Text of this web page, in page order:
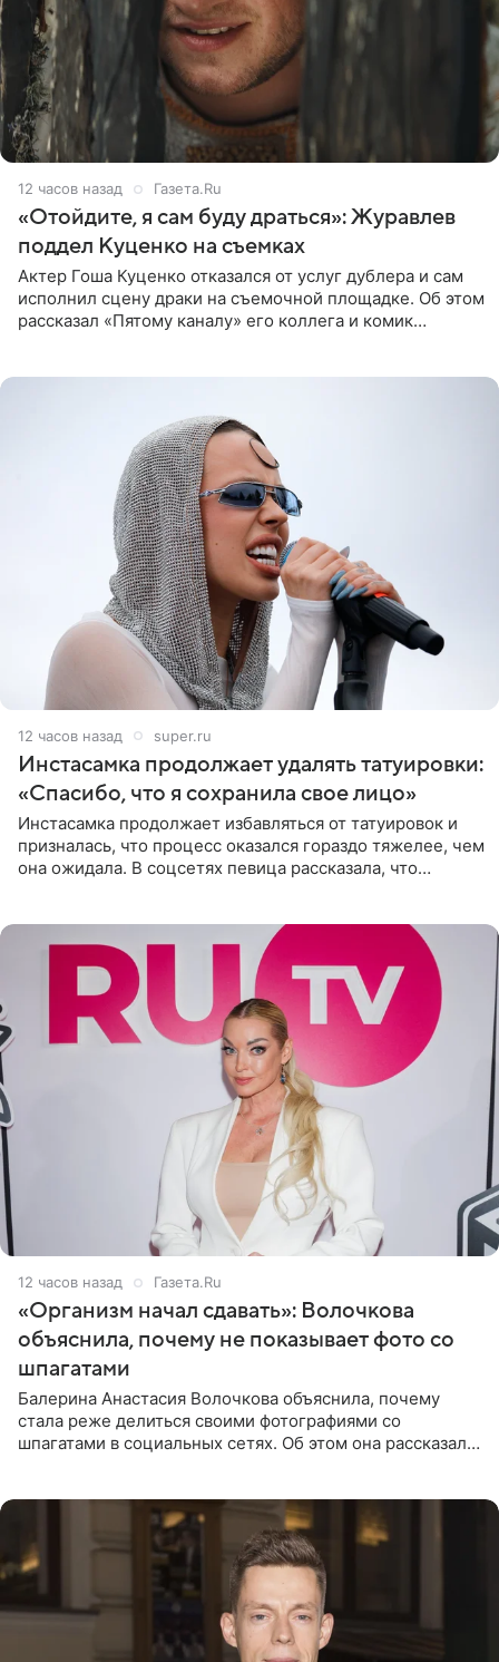
12 часов назад Газета.Ru
«Отойдите, я сам буду драться»: Журавлев
поддел Куценко на съемках
Актер Гоша Куценко отказался от услуг дублера и сам
исполнил сцену драки на съемочной площадке. Об этом
рассказал «Пятому каналу» его коллега и комик
12 часов назад super.ru
Инстасамка продолжает удалять татуировки:
«Спасибо, что я сохранила свое лицо»
Инстасамка продолжает избавляться от татуировок и
призналась, что процесс оказался гораздо тяжелее, чем
она ожидала. В соцсетях певица рассказала, что
12 часов назад Газета.Ru
«Организм начал сдавать»: Волочкова
объяснила, почему не показывает фото со
шпагатами
Балерина Анастасия Волочкова объяснила, почему
стала реже делиться своими фотографиями со
шпагатами в социальных сетях. Об этом она рассказала